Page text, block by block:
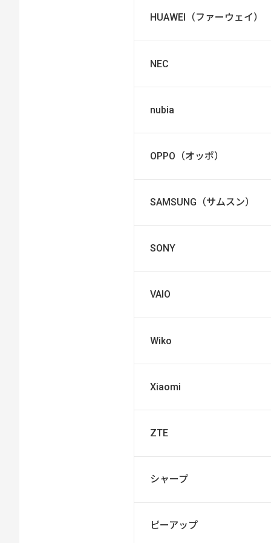
HUAWEI（ファーウェイ）
NEC
nubia
OPPO（オッポ）
SAMSUNG（サムスン）
SONY
VAIO
Wiko
Xiaomi
ZTE
シャープ
ピーアップ